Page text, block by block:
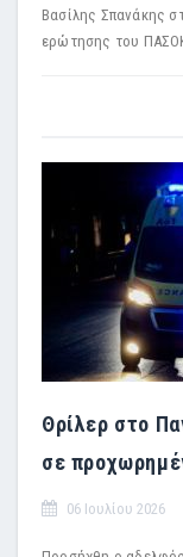
Βασίλης Σπανάκης
ερώτησης του
Θρίλερ στο
σε
06 Ιουλίου 2026